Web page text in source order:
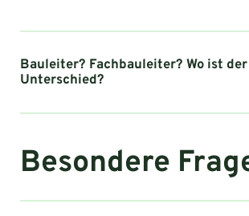
Bauleiter? Fachbauleiter? Wo ist der
Unterschied?
Besondere